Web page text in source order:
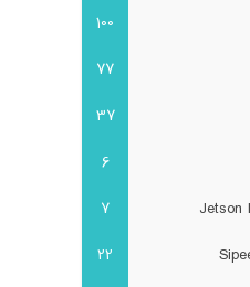
100
77
37
6
7
22